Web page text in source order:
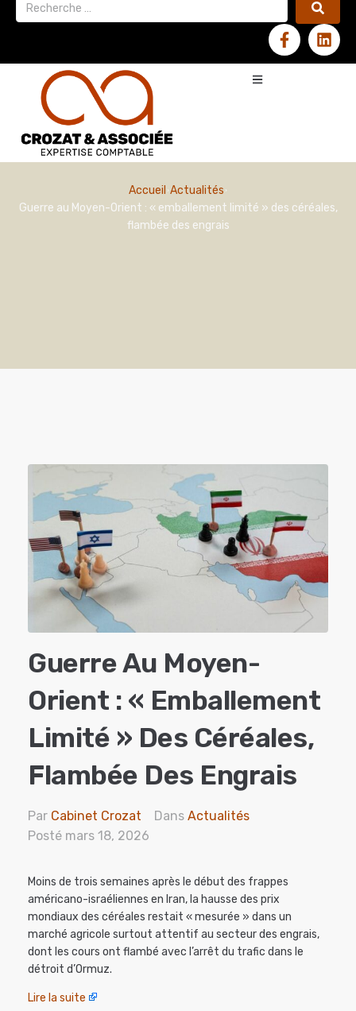
Accueil Actualités
Guerre au Moyen-Orient : « emballement limité » des céréales,
flambée des engrais
Guerre Au Moyen-
Orient : « Emballement
Limité » Des Céréales,
Flambée Des Engrais
Par Cabinet Crozat Dans Actualités
Posté mars 18, 2026
Moins de trois semaines après le début des frappes
américano-israéliennes en Iran, la hausse des prix
mondiaux des céréales restait « mesurée » dans un
marché agricole surtout attentif au secteur des engrais,
dont les cours ont flambé avec l’arrêt du trafic dans le
détroit d’Ormuz.
Lire la suite